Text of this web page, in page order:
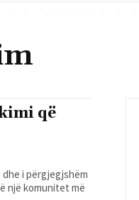
që
i përgjegjshëm
një komunitet më